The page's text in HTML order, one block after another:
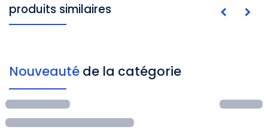
produits similaires
Nouveauté de la catégorie